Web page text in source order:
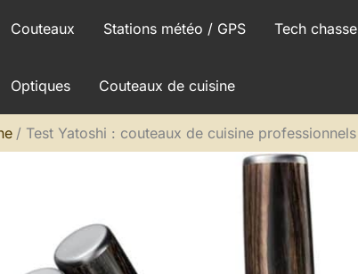
Couteaux Stations météo / GPS Tech chasse
Optiques Couteaux de cuisine
Test Yatoshi : couteaux de cuisine professionnels